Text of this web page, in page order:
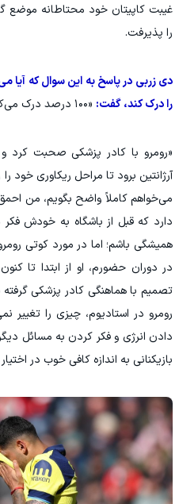
غیبت کاپیتان خود محتاطانه موضع
را پذیرفت.
دی زربی در پاسخ به این سوال که آیا
را درک کند، گفت: «۱۰۰ درصد درک می‌کنم.»
«رومرو با کادر پزشکی صحبت کرد
آرژانتین برود تا مراحل ریکاوری خود
می‌خواهم کاملاً واضح بگویم، من
دارد که قبل از باشگاه به خودش فکر
همیشگی باشم؛ اما در مورد کوتی
در دوران حضورم، او از ابتدا تا
تصمیم با هماهنگی کادر پزشکی
رومرو در استادیوم، چیزی را
دادن انرژی و فکر کردن به مسائل
بازیکنانی به اندازه کافی خوب در